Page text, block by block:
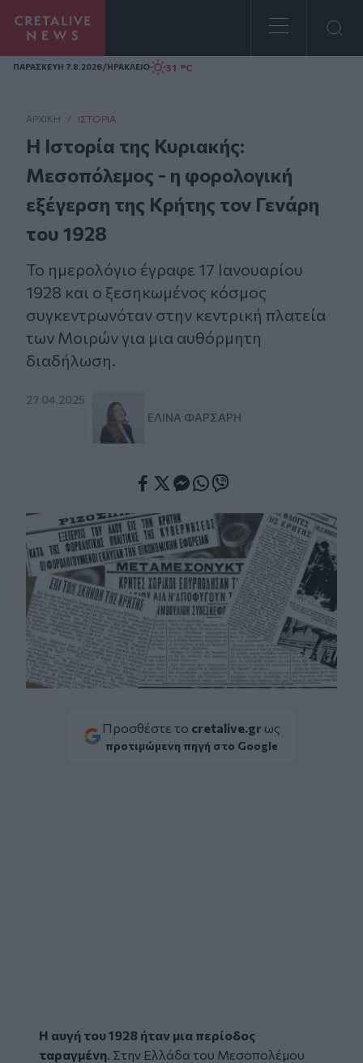
Homepage
ΠΑΡΑΣΚΕΥΗ 7.8.2026/ΗΡΑΚΛΕΙΟ 31 °C
ΑΡΧΙΚΗ / ΙΣΤΟΡΊΑ
Η Ιστορία της Κυριακής:
Μεσοπόλεμος - η φορολογική
εξέγερση της Κρήτης τον Γενάρη
του 1928
Το ημερολόγιο έγραφε 17 Ιανουαρίου
1928 και ο ξεσηκωμένος κόσμος
συγκεντρωνόταν στην κεντρική πλατεία
των Μοιρών για μια αυθόρμητη
διαδήλωση.
27.04.2025
ΕΛΊΝΑ ΦΑΡΣΆΡΗ
Προσθέστε το cretalive.gr ως
προτιμώμενη πηγή στο Google
Η αυγή του 1928 ήταν μια περίοδος
ταραγμένη. Στην Ελλάδα του Μεσοπολέμου